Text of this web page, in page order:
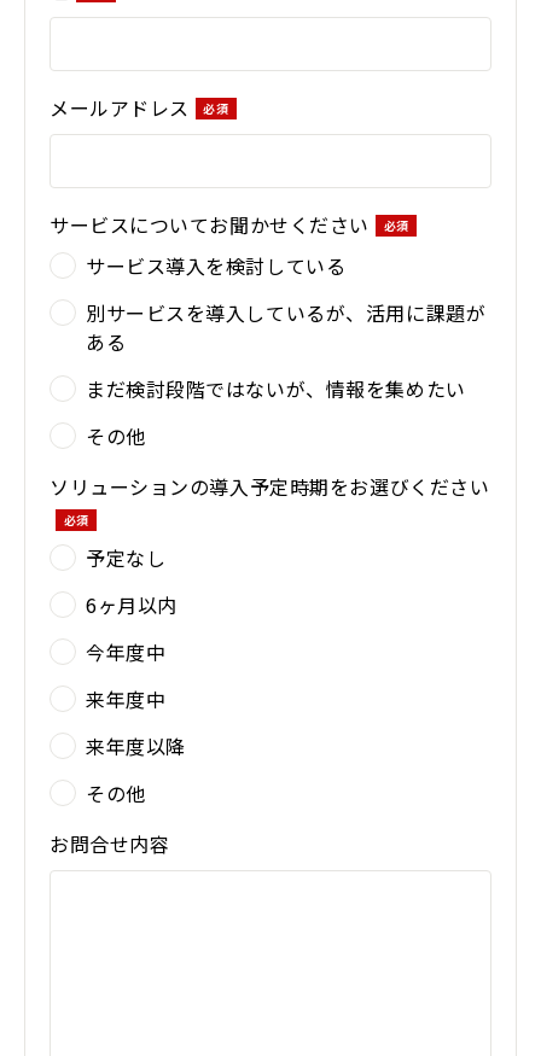
メールアドレス
サービスについてお聞かせください
サービス導入を検討している
別サービスを導入しているが、活用に課題が
ある
まだ検討段階ではないが、情報を集めたい
その他
ソリューションの導入予定時期をお選びください
予定なし
6ヶ月以内
今年度中
来年度中
来年度以降
その他
お問合せ内容